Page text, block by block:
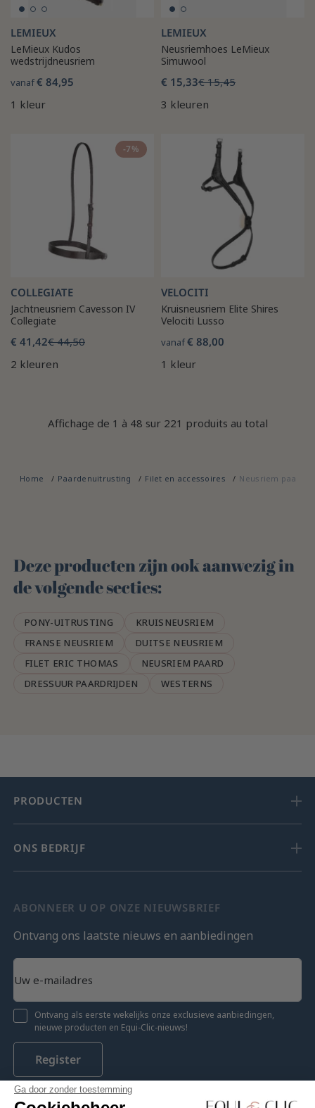
Ga door zonder toestemming
LEMIEUX
LeMieux Kudos
wedstrijdneusriem
vanaf€ 84,95
1 kleur
LEMIEUX
Neusriemhoes LeMieux
Simuwool
€ 15,33€ 15,45
3 kleuren
-7%
COLLEGIATE
Jachtneusriem Cavesson IV
Collegiate
€ 41,42€ 44,50
2 kleuren
VELOCITI
Kruisneusriem Elite Shires
Velociti Lusso
vanaf€ 88,00
1 kleur
Affichage de 1 à 48 sur 221 produits au total
Home Paardenuitrusting Filet en accessoires Neusriem paard
Deze producten zijn ook aanwezig in
de volgende secties:
PONY-UITRUSTING
KRUISNEUSRIEM
FRANSE NEUSRIEM
DUITSE NEUSRIEM
FILET ERIC THOMAS
NEUSRIEM PAARD
DRESSUUR PAARDRIJDEN
WESTERNS
PRODUCTEN
ONS BEDRIJF
ABONNEER U OP ONZE NIEUWSBRIEF
Ontvang ons laatste nieuws en aanbiedingen
Ontvang als eerste wekelijks onze exclusieve aanbiedingen,
nieuwe producten en Equi-Clic-nieuws!
Register